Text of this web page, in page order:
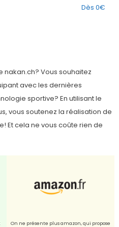
Dès 0€
Vous souhaitez
avec les dernières
sportive? En utilisant le
vous soutenez la réalisation de
Et cela ne vous coûte rien de
On ne présente plus amazon, qui propose